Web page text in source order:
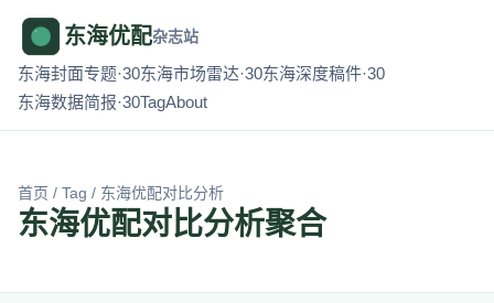
东海优配杂志站
东海封面专题·30东海市场雷达·30东海深度稿件·30
东海数据简报·30TagAbout
首页 / Tag / 东海优配对比分析
东海优配对比分析聚合